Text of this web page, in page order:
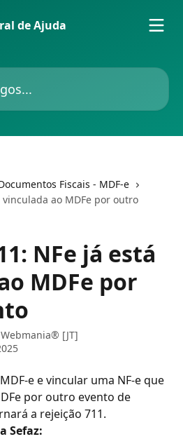
Fiscais - MDF-e
vinculada ao MDFe por outro
NFe já está
MDFe por
[JT]
e e vincular uma NF-e que
por outro evento de
a rejeição 711.
Sefaz: